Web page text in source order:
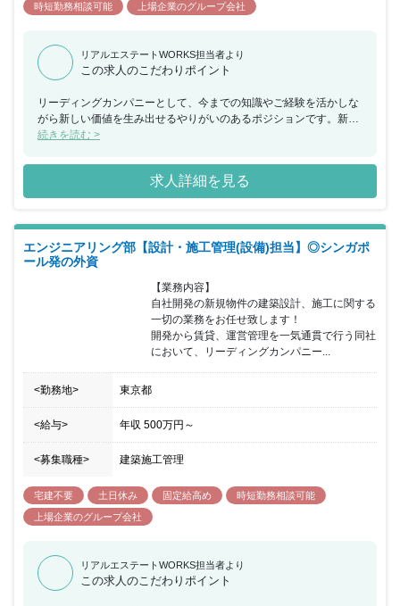
時短勤務相談可能
上場企業のグループ会社
リアルエステートWORKS担当者より
この求人のこだわりポイント
リーディングカンパニーとして、今までの知識やご経験を活かしな
がら新しい価値を生み出せるやりがいのあるポジションです。新し
い発想ややりたいと思う事がある方は歓迎される環境ですので、裁
続きを読む >
求人詳細を見る
エンジニアリング部【設計・施工管理(設備)担当】◎シンガポ
ール発の外資
【業務内容】
自社開発の新規物件の建築設計、施工に関する
一切の業務をお任せ致します！
開発から賃貸、運営管理を一気通貫で行う同社
において、リーディングカンパニー...
<勤務地> 東京都
<給与> 年収 500万円 ～
<募集職種> 建築施工管理
宅建不要 土日休み 固定給高め
時短勤務相談可能
上場企業のグループ会社
リアルエステートWORKS担当者より
この求人のこだわりポイント